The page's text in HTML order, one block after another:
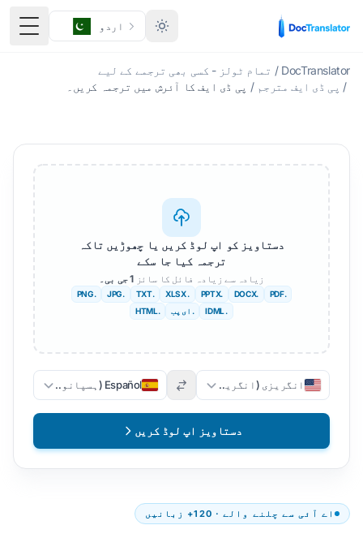
اردو
DocTranslator
/ تمام ٹولز - کسی بھی ترجمے کے لیے
/ پی ڈی ایف مترجم / پی ڈی ایف کا آئرش میں ترجمہ کریں۔
اے آئی سے چلنے والے · 120+ زبانیں
دستاویز کو اپ لوڈ کریں یا چھوڑیں تاکہ
ترجمہ کیا جا سکے
زیادہ سے زیادہ فائل کا سائز 1 جی بی۔
.PDF
.DOCX
.PPTX
. XLSX
.TXT
.JPG
.PNG
. IDML
. ای پب .HTML
انگریزی (انگریزی) Español (ہسپانوی)
دستاویز اپ لوڈ کریں